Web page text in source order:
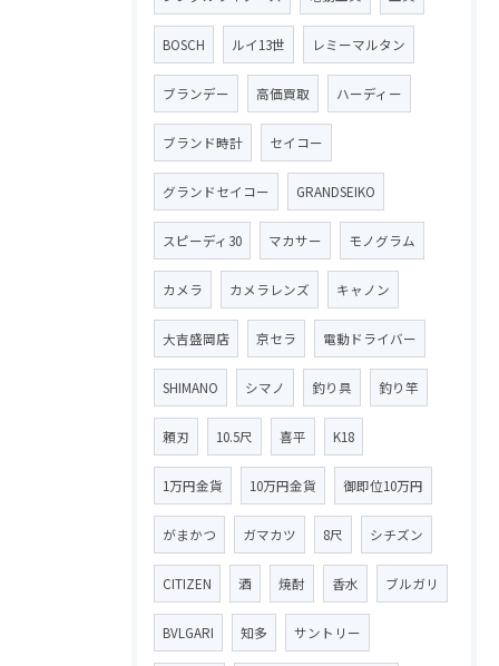
BOSCH ルイ13世 レミーマルタン
ブランデー 高価買取 ハーディー
ブランド時計 セイコー
グランドセイコー GRANDSEIKO
スピーディ30 マカサー モノグラム
カメラ カメラレンズ キャノン
大吉盛岡店 京セラ 電動ドライバー
SHIMANO シマノ 釣り具 釣り竿
頼刃 10.5尺 喜平 K18
1万円金貨 10万円金貨 御即位10万円
がまかつ ガマカツ 8尺 シチズン
CITIZEN 酒 焼酎 香水 ブルガリ
BVLGARI 知多 サントリー